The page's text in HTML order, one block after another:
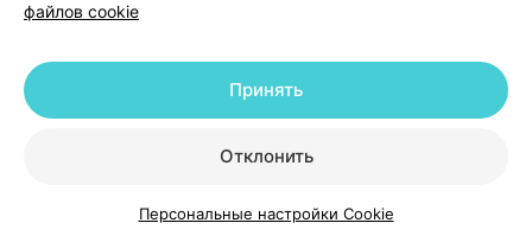
файлов cookie
Отклонить
Принять
Персональные настройки Cookie